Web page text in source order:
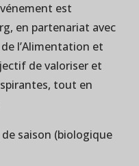
est
, en partenariat avec
l’Alimentation et
de valoriser et
tout en
saison (biologique